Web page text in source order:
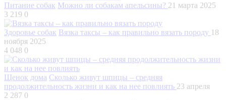
Питание собак Можно ли собакам апельсины? 21 марта 2025
3 219 0
Здоровье собак Вязка таксы – как правильно вязать породу 18
ноября 2025
4 048 0
Щенок дома Сколько живут шпицы – средняя
продолжительность жизни и как на нее повлиять 23 апреля
2 287 0